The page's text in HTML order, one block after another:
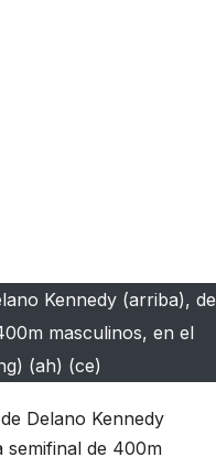
Kennedy (arriba), de
masculinos, en el
(ah) (ce)
Delano Kennedy
semifinal de 400m